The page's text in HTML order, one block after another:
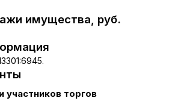
имущества, руб.
участников торгов